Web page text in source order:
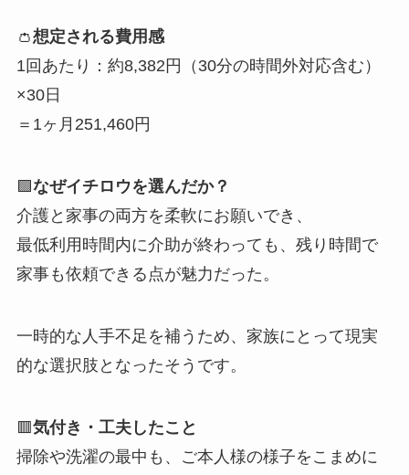
👛想定される費用感
1回あたり：約8,382円（30分の時間外対応含む）
×30日
＝1ヶ月251,460円
🟩なぜイチロウを選んだか？
介護と家事の両方を柔軟にお願いでき、
最低利用時間内に介助が終わっても、残り時間で
家事も依頼できる点が魅力だった。
一時的な人手不足を補うため、家族にとって現実
的な選択肢となったそうです。
🟥気付き・工夫したこと
掃除や洗濯の最中も、ご本人様の様子をこまめに